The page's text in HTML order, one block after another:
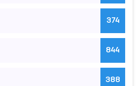
374
844
388